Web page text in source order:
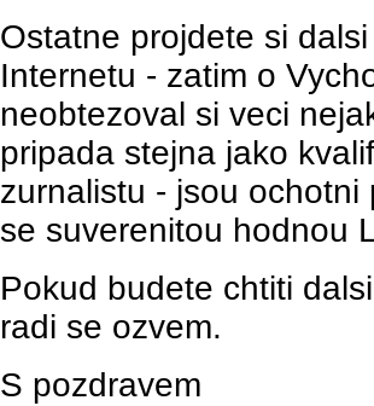
Ostatne projdete si
Internetu - zatim o
neobtezoval si veci
pripada stejna jako
zurnalistu - jsou
se suverenitou hodnou
Pokud budete chtiti
radi se ozvem.
S pozdravem